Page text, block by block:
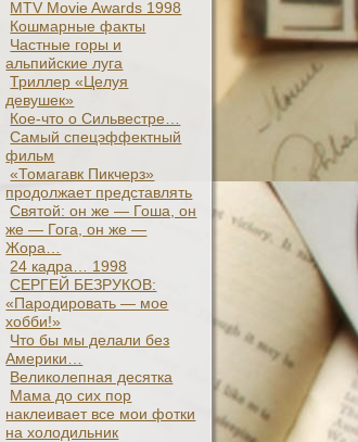
MTV Movie Awards 1998
Кошмарные факты
Частные горы и
альпийские луга
Триллер «Целуя
девушек»
Кое-что о Сильвестре…
Самый спецэффектный
фильм
«Томагавк Пикчерз»
продолжает представлять
Святой: он же — Гоша, он
же — Гога, он же —
Жора…
24 кадра… 1998
СЕРГЕЙ БЕЗРУКОВ:
«Пародировать — мое
хобби!»
Что бы мы делали без
Америки…
Великолепная десятка
Мама до сих пор
наклеивает все мои фотки
на холодильник